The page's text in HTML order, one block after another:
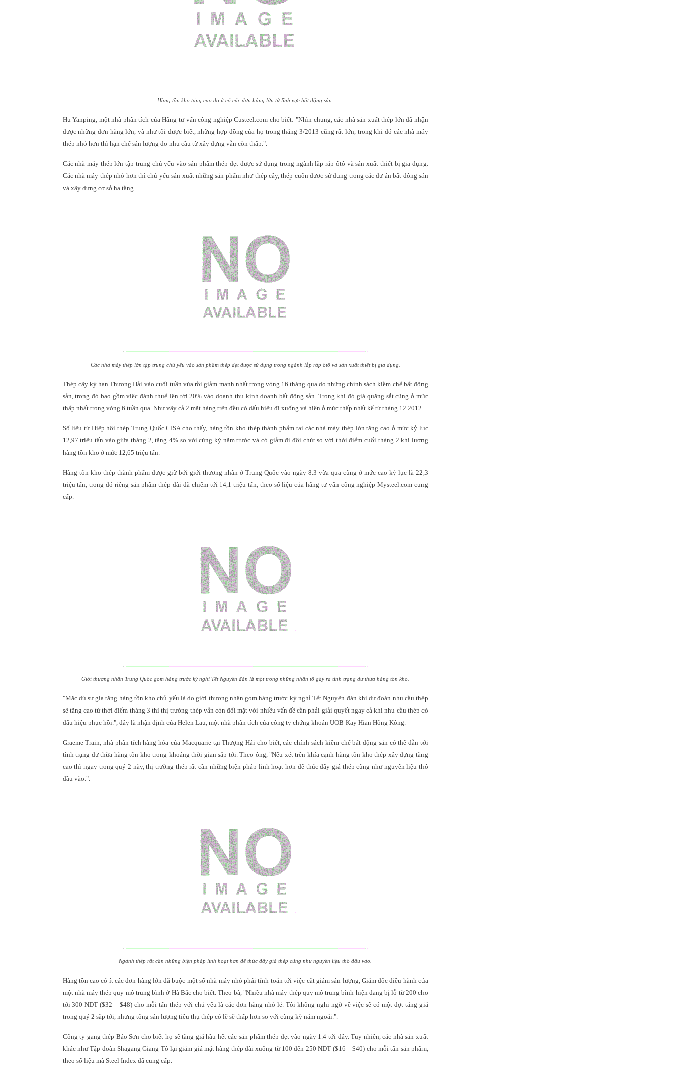
Hàng tồn kho tăng cao do ít có các đơn hàng lớn từ lĩnh vực bất động sản.
Hu Yanping, một nhà phân tích của Hãng tư vấn công nghiệp Custeel.com cho biết: "Nhìn chung, các nhà sản xuất thép lớn đã nhận
đượcnhững đơn hàng lớn, và như tôi được biết,những hợp đồng của họ trong tháng 3/2013 cũng rất lớn, trong khi đó các nhà máy
thép nhỏ hơn thìhạn chế sản lượng do nhu cầu từ xây dựng vẫn còn thấp.".
Các nhà máy thép lớn tập trung chủ yếu vào sản phẩm thépdẹt được sử dụng trong ngành lắp ráp ôtô vàsản xuất thiết bị gia dụng.
Các nhà máy thép nhỏ hơn thì chủ yếu sản xuất những sản phẩm như thép cây, thép cuộn được sử dụng trong các dự án bất động sản
và xây dựng cơ sở hạ tầng.
Các nhà máy thép lớn tập trung chủ yếu vào sản phẩm thép dẹtđược sử dụng trong ngành lắp rápôtô và sản xuất thiết bị gia dụng
Thép cây kỳ hạn Thượng Hải vào cuối tuần vừa rồi giảm mạnh nhất trong vòng 16 tháng qua do những chính sách kiềm chế bất động
sản, trong đó bao gồm việc đánh thuế lên tới 20% vào doanh thu kinh doanh bất động sản. Trong khi đó giá quặng sắt cũng ở mức
thấp nhất trong vòng 6 tuần qua. Như vậy cả 2 mặt hàng trên đều có dấu hiệu đi xuống và hiện ở mức thấp nhất kể từ tháng 12.2012.
Số liệu từ Hiệp hội thép Trung Quốc CISA cho thấy, hàng tồn kho thép thành phẩm tại các nhà máy thép lớn tăng cao ở mức kỷ lục
12,97 triệu tấn vào giữa tháng 2, tăng 4% so với cùng kỳ năm trước và có giảm đi đôi chút so với thời điểm cuối tháng 2 khi lượng
hàng tồn kho ở mức 12,65 triệu tấn.
Hàng tồn kho thép thành phẩm được giữ bởi giới thương nhân ở Trung Quốc vào ngày 8.3 vừa qua cũng ở mức cao kỷ lục là 22,3
triệu tấn, trong đó riêng sản phẩm thép dài đã chiếm tới 14,1 triệu tấn, theo số liệu của hãng tư vấn công nghiệp Mysteel.com cung
cấp.
Giới thương nhân Trung Quốc gom hàng trước kỳ nghỉ Tết Nguyên đán là một trong những nhân tố gây ra tình trạng dư thừa hàng tồn kho.
"Mặc dù sự gia tăng hàng tồn kho chủ yếu là do giới thương nhân gom hàng trước kỳ nghỉ Tết Nguyên đán khi dự đoán nhu cầu thép
sẽ tăng cao từ thời điểm tháng 3 thì thị trường thép vẫn còn đối mặt với nhiều vấn đề cần phải giải quyết ngay cả khi nhu cầu thép có
dấu hiệu phục hồi. ", đây là nhận định của Helen Lau, một nhà phân tích của công ty chứng khoán UOB-Kay Hian Hồng Kông.
Graeme Train, nhà phân tích hàng hóa của Macquarie tại Thượng Hải cho biết, các chính sách kiềm chế bất động sản có thể dẫn tới
tình trạng dư thừa hàng tồn kho trong khoảng thời gian sắp tới. Theo ông,"Nếu xét trên khía cạnh hàng tồn kho thép xây dựng tăng
cao thì ngay trong quý 2 này, thị trường thép rất cần những biện pháp linh hoạt hơn để thúc đẩy giá thép cũng như nguyên liệu thô
đầu vào. ".
Ngành thép rất cần những biện pháp linh hoạt hơn để thúc đẩy giá thép cũng như nguyên liệu thô đầu vào.
Hàng tồn cao có ít các đơn hàng lớn đã buộc một số nhà máy nhỏ phải tính toán tới việc cắt giảm sản lượng, Giám đốc điều hành của
một nhà máy thép quy mô trung bình ở Hà Bắc cho biết. Theo bà, "Nhiều nhà máy thép quy mô trung bình hiện đang bị lỗ từ 200 cho
tới 300 NDT ($32 – $48) cho mỗi tấn thép với chủ yếu là các đơn hàng nhỏ lẻ. Tôi không nghi ngờ về việc sẽ có một đợt tăng giá
trong quý 2 sắp tới, nhưng tổng sản lượng tiêu thụ thép có lẽ sẽ thấp hơn so với cùng kỳ năm ngoái.".
Công ty gang thép Bảo Sơn cho biết họ sẽ tăng giá hầu hết các sản phẩm thép dẹt vào ngày 1.4 tới đây. Tuy nhiên, các nhà sản xuất
khác như Tập đoàn Shagang Giang Tô lại giảm giá mặt hàng thép dài xuống từ 100 đến 250 NDT ($16 – $40) cho mỗi tấn sản phẩm,
theo số liệu mà Steel Index đã cung cấp.